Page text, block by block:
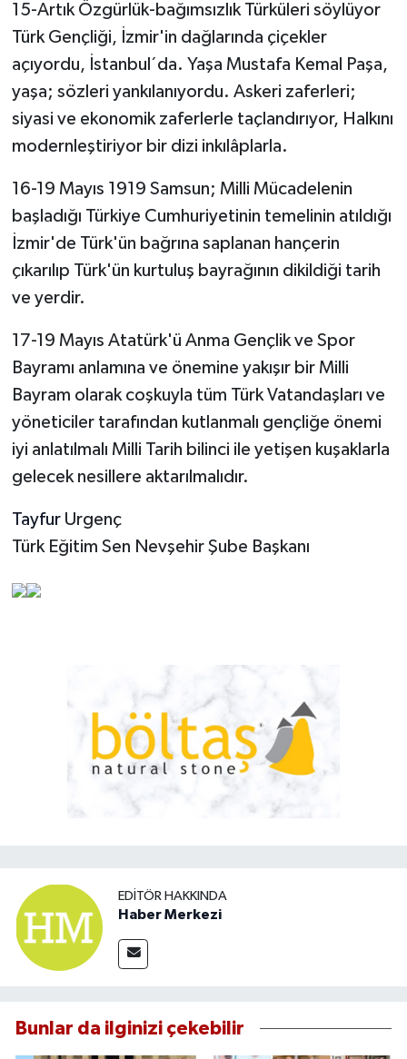
15-Artık Özgürlük-bağımsızlık Türküleri söylüyor
Türk Gençliği, İzmir'in dağlarında çiçekler
açıyordu, İstanbul´da. Yaşa Mustafa Kemal Paşa,
yaşa; sözleri yankılanıyordu. Askeri zaferleri;
siyasi ve ekonomik zaferlerle taçlandırıyor, Halkını
modernleştiriyor bir dizi inkılâplarla.
16-19 Mayıs 1919 Samsun; Milli Mücadelenin
başladığı Türkiye Cumhuriyetinin temelinin atıldığı
İzmir'de Türk'ün bağrına saplanan hançerin
çıkarılıp Türk'ün kurtuluş bayrağının dikildiği tarih
ve yerdir.
17-19 Mayıs Atatürk'ü Anma Gençlik ve Spor
Bayramı anlamına ve önemine yakışır bir Milli
Bayram olarak coşkuyla tüm Türk Vatandaşları ve
yöneticiler tarafından kutlanmalı gençliğe önemi
iyi anlatılmalı Milli Tarih bilinci ile yetişen kuşaklarla
gelecek nesillere aktarılmalıdır.
TayfurUrgenç
Türk Eğitim Sen Nevşehir Şube Başkanı
EDITÖR HAKKINDA
Haber Merkezi
Bunlar da ilginizi çekebilir